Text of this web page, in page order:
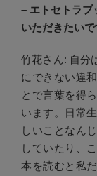
– エトセトラブ
いただきたいで
竹花さん: 自分
にできない違
とで言葉を得
います。日常
しいことなん
していたり、
本を読むと私